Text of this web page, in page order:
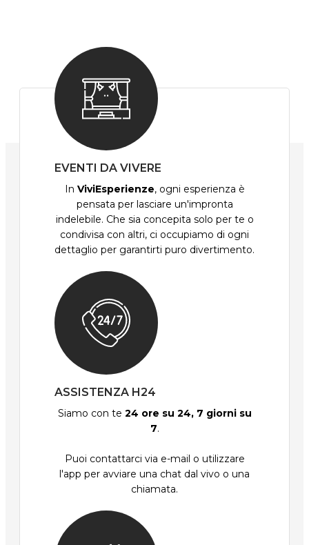
EVENTI DA VIVERE
In ViviEsperienze, ogni esperienza è
pensata per lasciare un'impronta
indelebile. Che sia concepita solo per te o
condivisa con altri, ci occupiamo di ogni
dettaglio per garantirti puro divertimento.
ASSISTENZA H24
Siamo con te 24 ore su 24, 7 giorni su
7.
Puoi contattarci via e-mail o utilizzare
l'app per avviare una chat dal vivo o una
chiamata.